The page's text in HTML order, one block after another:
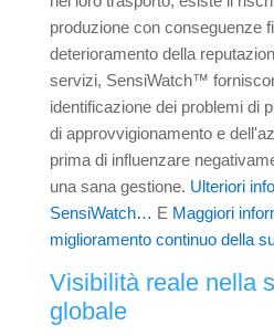
produzione con conseguenze
deterioramento della
servizi, SensiWatch™
identificazione dei problemi di
di approvvigionamento e
prima di influenzare
una sana gestione. Ulteriori
SensiWatch… E Maggiori
miglioramento continuo della
Visibilità reale nella
globale